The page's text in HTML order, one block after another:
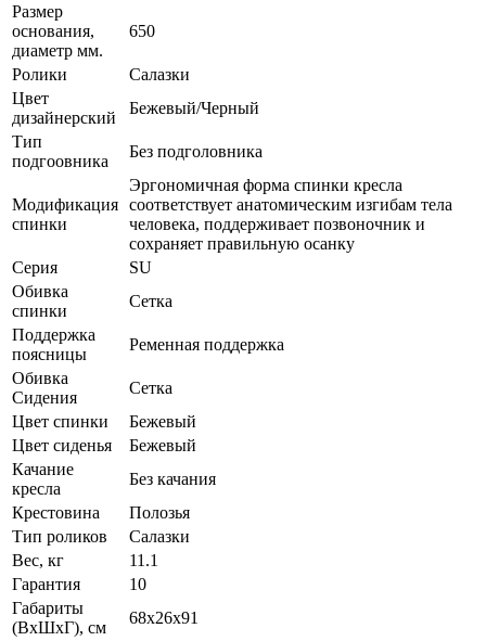
Размер
основания,
диаметр мм.
650
Ролики
Салазки
Цвет
дизайнерский
Бежевый/Черный
Тип
подгоовника
Без подголовника
Модификация
спинки
Эргономичная форма спинки кресла
соответствует анатомическим изгибам тела
человека, поддерживает позвоночник и
сохраняет правильную осанку
Серия
SU
Обивка
спинки
Сетка
Поддержка
поясницы
Ременная поддержка
Обивка
Сидения
Сетка
Цвет спинки
Бежевый
Цвет сиденья
Бежевый
Качание
кресла
Без качания
Крестовина
Полозья
Тип роликов
Салазки
Вес, кг
11.1
Гарантия
10
Габариты
(ВхШхГ), см
68x26x91